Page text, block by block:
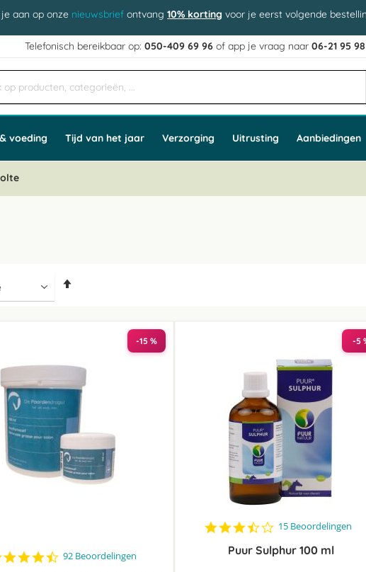
aan op onze nieuwsbrief ontvang 10% korting voor je eerst volgende
Telefonisch bereikbaar op:050-409 69 96 of app je vraag naar06-21 95
voeding Tijd van het jaar Verzorging Uitrusting Aanbiedingen
-15 %
4.6
92 Beoordelingen
-5
3.7
rating
15 Beoordelingen
Puur Sulphur 100 ml